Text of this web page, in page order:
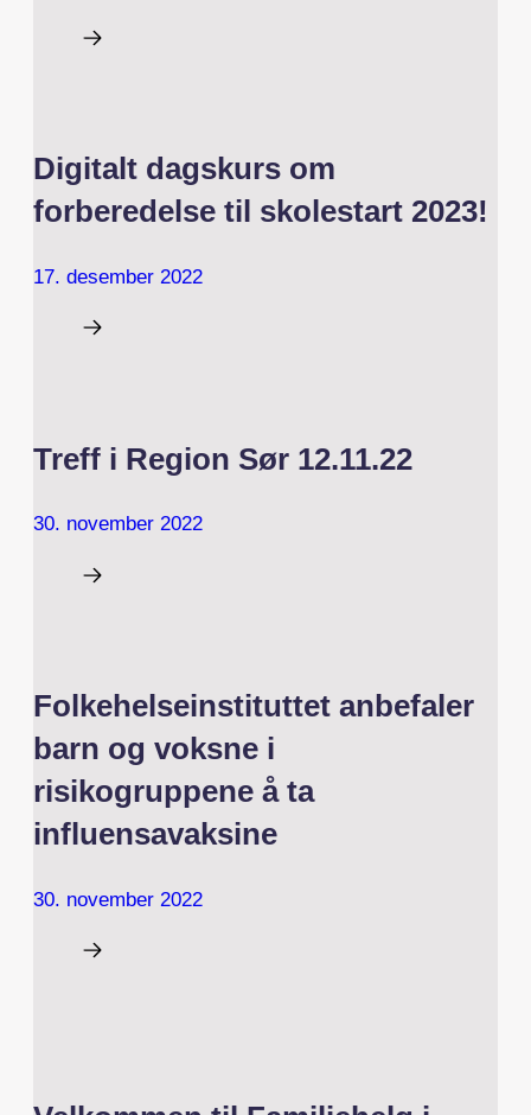
Digitalt dagskurs om
forberedelse til skolestart 2023!
17. desember 2022
Treff i Region Sør 12.11.22
30. november 2022
Folkehelseinstituttet anbefaler
barn og voksne i
risikogruppene å ta
influensavaksine
30. november 2022